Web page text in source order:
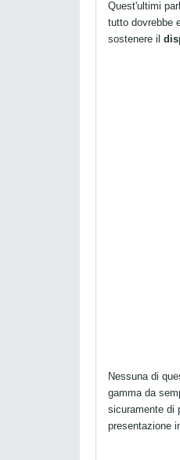
Quest'ultimi
tutto dovrebbe
sostenere il
Nessuna di
gamma da
sicuramente di
presentazione